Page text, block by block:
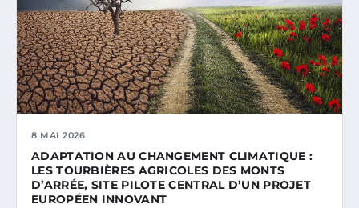
8 MAI 2026
ADAPTATION AU CHANGEMENT CLIMATIQUE :
LES TOURBIÈRES AGRICOLES DES MONTS
D’ARRÉE, SITE PILOTE CENTRAL D’UN PROJET
EUROPÉEN INNOVANT